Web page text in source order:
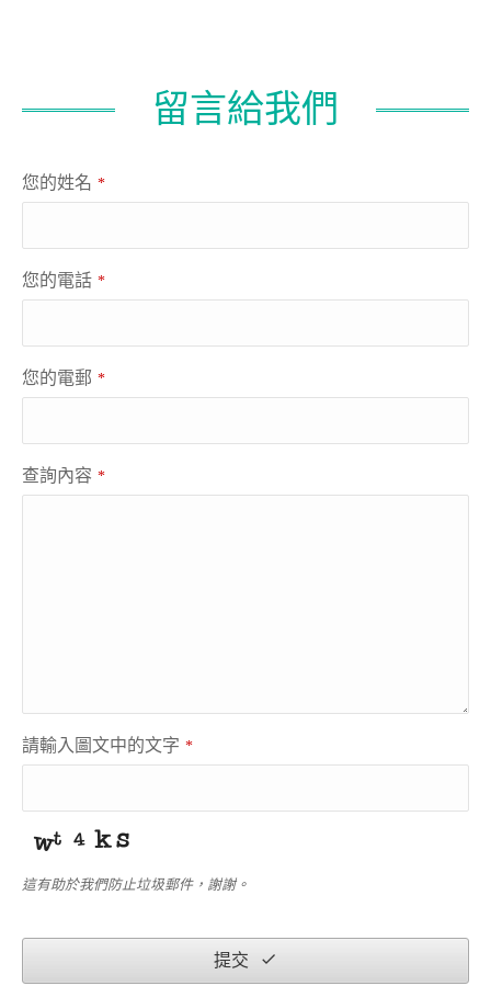
留言給我們
您的姓名 *
您的電話 *
您的電郵 *
查詢內容 *
請輸入圖文中的文字 *
這有助於我們防止垃圾郵件，謝謝。
提交